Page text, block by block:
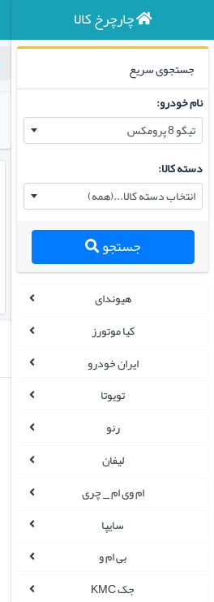
چارچرخ کالا
جستجوی سریع
نام خودرو:
تیگو 8 پرومکس
دسته کالا:
انتخاب دسته کالا...(همه)
جستجو
هیوندای
کیا موتورز
ایران خودرو
تویوتا
رنو
لیفان
ام وی ام _ چری
سایپا
بی ام و
جک KMC